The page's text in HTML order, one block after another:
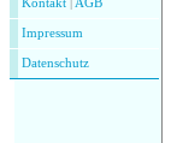
Kontakt AGB
Impressum
Datenschutz